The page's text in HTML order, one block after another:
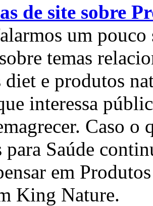
de site sobre
um pouco
temas
e produtos
interessa
Caso
para Saúde
em
King Nature.